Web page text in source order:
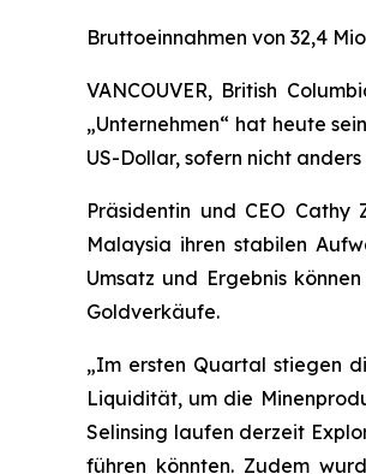
Bruttoeinnahmen von 32,4
VANCOUVER, British
„Unternehmen“ hat heute
US-Dollar, sofern nicht
Präsidentin und CEO
Malaysia ihren stabilen
Umsatz und Ergebnis
Goldverkäufe.
„Im ersten Quartal stiegen
Liquidität, um die
Selinsing laufen derzeit
führen könnten. Zudem